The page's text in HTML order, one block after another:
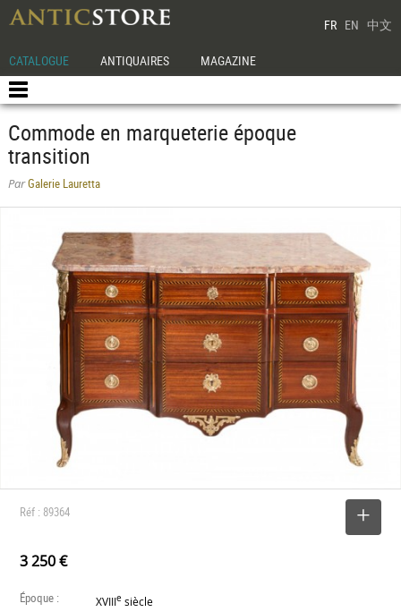
FR EN 中文
CATALOGUE ANTIQUAIRES MAGAZINE
Commode en marqueterie époque
transition
ParGalerie Lauretta
Réf : 89364
3 250 €
Époque : XVIIIe siècle